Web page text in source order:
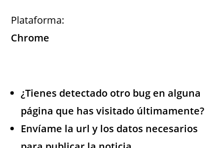
Plataforma:
Chrome
¿Tienes detectado otro bug en alguna
página que has visitado últimamente?
Envíame la url y los datos necesarios